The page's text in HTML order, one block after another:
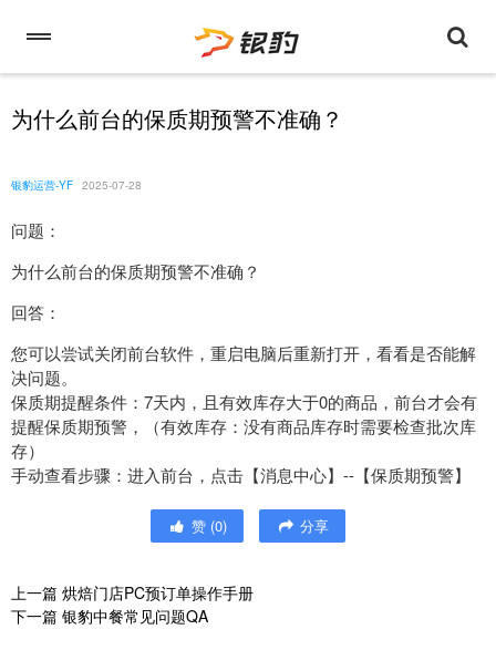
为什么前台的保质期预警不准确？
银豹运营-YF 2025-07-28
问题：
为什么前台的保质期预警不准确？
回答：
您可以尝试关闭前台软件，重启电脑后重新打开，看看是否能解
决问题。
保质期提醒条件：7天内，且有效库存大于0的商品，前台才会有
提醒保质期预警，（有效库存：没有商品库存时需要检查批次库
存）
手动查看步骤：进入前台，点击【消息中心】--【保质期预警】
赞 (0) 分享
上一篇 烘焙门店PC预订单操作手册
下一篇 银豹中餐常见问题QA